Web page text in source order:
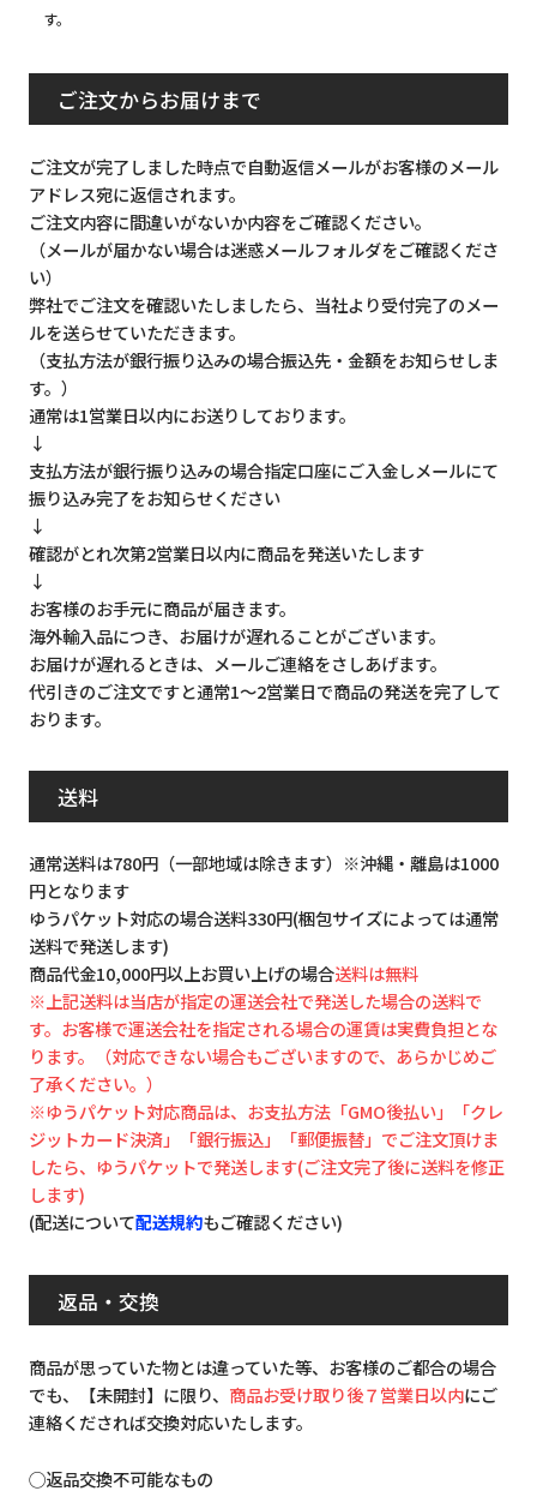
す。
ご注文からお届けまで
ご注文が完了しました時点で自動返信メールがお客様のメール
アドレス宛に返信されます。
ご注文内容に間違いがないか内容をご確認ください。
（メールが届かない場合は迷惑メールフォルダをご確認くださ
い）
弊社でご注文を確認いたしましたら、当社より受付完了のメー
ルを送らせていただきます。
（支払方法が銀行振り込みの場合振込先・金額をお知らせしま
す。）
通常は1営業日以内にお送りしております。
↓
支払方法が銀行振り込みの場合指定口座にご入金しメールにて
振り込み完了をお知らせください
↓
確認がとれ次第2営業日以内に商品を発送いたします
↓
お客様のお手元に商品が届きます。
海外輸入品につき、お届けが遅れることがございます。
お届けが遅れるときは、メールご連絡をさしあげます。
代引きのご注文ですと通常1～2営業日で商品の発送を完了して
おります。
送料
通常送料は780円（一部地域は除きます）※沖縄・離島は1000
円となります
ゆうパケット対応の場合送料330円(梱包サイズによっては通常
送料で発送します)
商品代金10,000円以上お買い上げの場合送料は無料
※上記送料は当店が指定の運送会社で発送した場合の送料で
す。お客様で運送会社を指定される場合の運賃は実費負担とな
ります。（対応できない場合もございますので、あらかじめご
了承ください。）
※ゆうパケット対応商品は、お支払方法「GMO後払い」「クレ
ジットカード決済」「銀行振込」「郵便振替」でご注文頂けま
したら、ゆうパケットで発送します(ご注文完了後に送料を修正
します)
(配送について配送規約もご確認ください)
返品・交換
商品が思っていた物とは違っていた等、お客様のご都合の場合
でも、【未開封】に限り、 商品お受け取り後７営業日以内にご
連絡くだされば交換対応いたします。
◯返品交換不可能なもの